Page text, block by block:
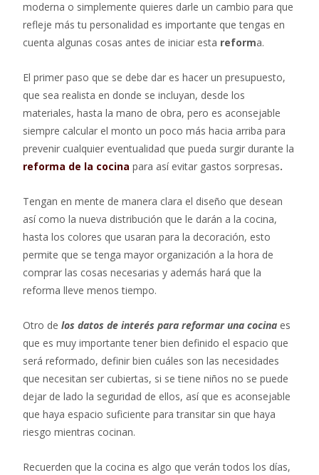
moderna o simplemente quieres darle un cambio para que
refleje más tu personalidad es importante que tengas en
cuenta algunas cosas antes de iniciar esta reforma.
El primer paso que se debe dar es hacer un presupuesto,
que sea realista en donde se incluyan, desde los
materiales, hasta la mano de obra, pero es aconsejable
siempre calcular el monto un poco más hacia arriba para
prevenir cualquier eventualidad que pueda surgir durante la
reforma de la cocina para así evitar gastos sorpresas.
Tengan en mente de manera clara el diseño que desean
así como la nueva distribución que le darán a la cocina,
hasta los colores que usaran para la decoración, esto
permite que se tenga mayor organización a la hora de
comprar las cosas necesarias y además hará que la
reforma lleve menos tiempo.
Otro de los datos de interés para reformar una cocina es
que es muy importante tener bien definido el espacio que
será reformado, definir bien cuáles son las necesidades
que necesitan ser cubiertas, si se tiene niños no se puede
dejar de lado la seguridad de ellos, así que es aconsejable
que haya espacio suficiente para transitar sin que haya
riesgo mientras cocinan.
Recuerden que la cocina es algo que verán todos los días,